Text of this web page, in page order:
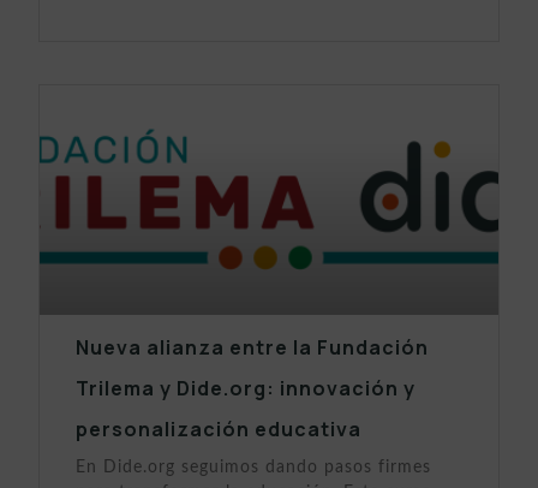
Nueva alianza entre la Fundación
Trilema y Dide.org: innovación y
personalización educativa
En Dide.org seguimos dando pasos firmes